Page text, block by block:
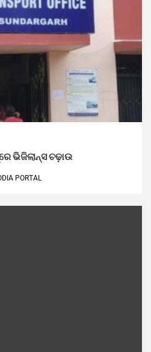
ଭିଜିଲାନ୍ସ ଚଢ଼ାଉ
PORTAL